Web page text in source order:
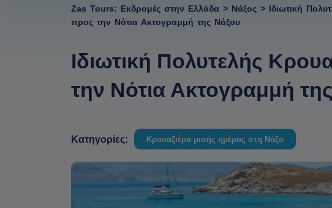
Zas Tours: Εκδρομές στην Ελλάδα > Νάξος > Ιδιωτική
προς την Νότια Ακτογραμμή της Νάξου
Ιδιωτική Πολυτελής
την Νότια Ακτογραμμή
Κατηγορίες: Κρουαζιέρα μισής ημέρας στη Νάξο